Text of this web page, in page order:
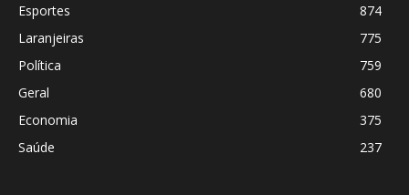
Esportes
874
Laranjeiras
775
Política
759
Geral
680
Economia
375
Saúde
237